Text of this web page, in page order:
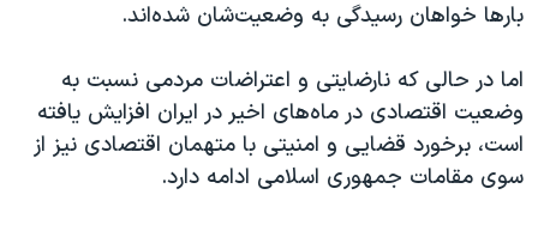
بارها خواهان رسیدگی به وضعیت‌شان شده‌اند.
اما در حالی که نارضایتی و اعتراضات مردمی نسبت به
وضعیت اقتصادی در ماه‌های اخیر در ایران افزایش یافته
است، برخورد قضایی و امنیتی با متهمان اقتصادی نیز از
سوی مقامات جمهوری اسلامی ادامه دارد.